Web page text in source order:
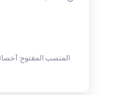
المنصب المفتوح: